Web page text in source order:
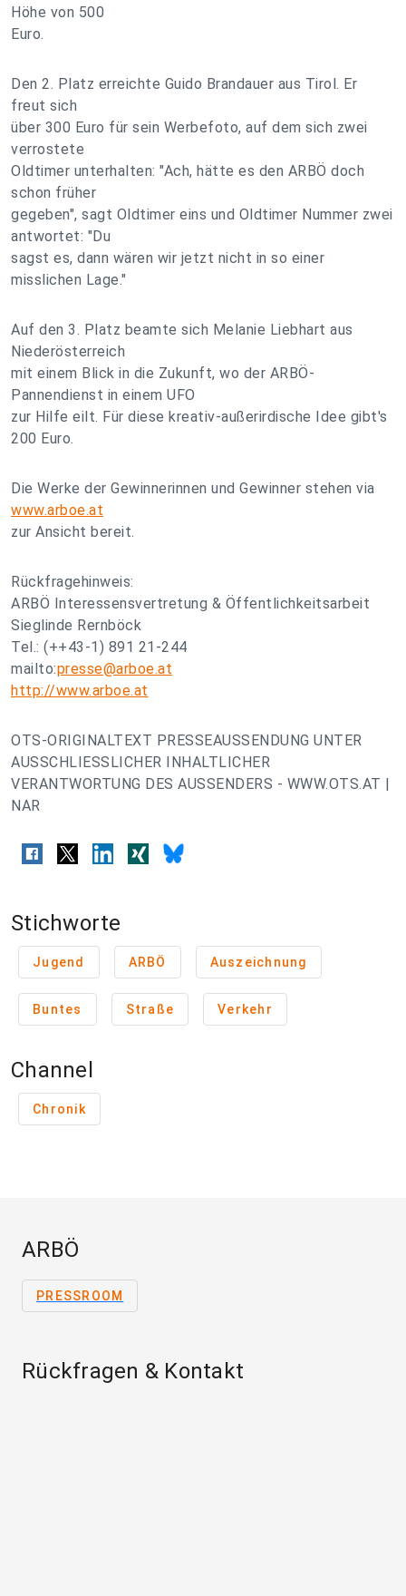
Höhe von 500
Euro.
Den 2. Platz erreichte Guido Brandauer aus Tirol. Er
freut sich
über 300 Euro für sein Werbefoto, auf dem sich zwei
verrostete
Oldtimer unterhalten: "Ach, hätte es den ARBÖ doch
schon früher
gegeben", sagt Oldtimer eins und Oldtimer Nummer zwei
antwortet: "Du
sagst es, dann wären wir jetzt nicht in so einer
misslichen Lage."
Auf den 3. Platz beamte sich Melanie Liebhart aus
Niederösterreich
mit einem Blick in die Zukunft, wo der ARBÖ-
Pannendienst in einem UFO
zur Hilfe eilt. Für diese kreativ-außerirdische Idee gibt's
200 Euro.
Die Werke der Gewinnerinnen und Gewinner stehen via
www.arboe.at
zur Ansicht bereit.
Rückfragehinweis:
ARBÖ Interessensvertretung & Öffentlichkeitsarbeit
Sieglinde Rernböck
Tel.: (++43-1) 891 21-244
mailto:presse@arboe.at
http://www.arboe.at
OTS-ORIGINALTEXT PRESSEAUSSENDUNG UNTER
AUSSCHLIESSLICHER INHALTLICHER
VERANTWORTUNG DES AUSSENDERS - WWW.OTS.AT |
NAR
Stichworte
Jugend ARBÖ Auszeichnung
Buntes Straße Verkehr
Channel
Chronik
ARBÖ
PRESSROOM
Rückfragen & Kontakt